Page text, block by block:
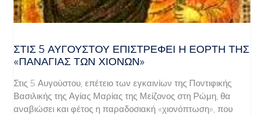
ΣΤΙΣ 5 ΑΥΓΟΎΣΤΟΥ ΕΠΙΣΤΡΈΦΕΙ Η ΕΟΡΤΉ ΤΗΣ
«ΠΑΝΑΓΊΑΣ ΤΩΝ ΧΙΌΝΩΝ»
Στις 5 Αυγούστου, επέτειο των εγκαινίων της Ποντιφικής
Βασιλικής της Αγίας Μαρίας της Μείζονος στη Ρώμη, θα
αναβιώσει και φέτος η παραδοσιακή «χιονόπτωση», που